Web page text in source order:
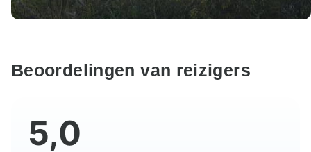
Beoordelingen van reizigers
5,0